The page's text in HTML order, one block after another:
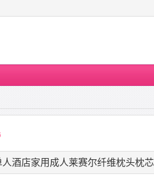
人酒店家用成人莱赛尔纤维枕头枕芯